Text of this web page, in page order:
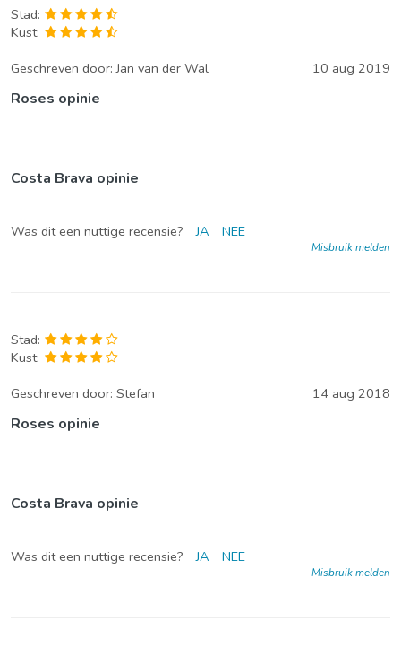
Stad:
Kust:
Geschreven door:Jan van der Wal 10 aug 2019
Roses opinie
Costa Brava opinie
Was dit een nuttige recensie? JA NEE
Misbruik melden
Stad:
Kust:
Geschreven door: Stefan 14 aug 2018
Roses opinie
Costa Brava opinie
Was dit een nuttige recensie? JA NEE
Misbruik melden